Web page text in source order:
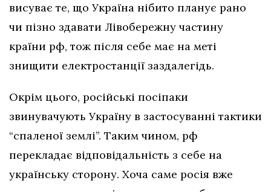
висуває те, що Україна нібито планує рано
чи пізно здавати Лівобережну частину
країни рф, тож після себе має на меті
знищити електростанції заздалегідь.
Окрім цього, російські посіпаки
звинувачують Україну в застосуванні тактики
“спаленої землі”. Таким чином, рф
перекладає відповідальність з себе на
українську сторону. Хоча саме росія вже